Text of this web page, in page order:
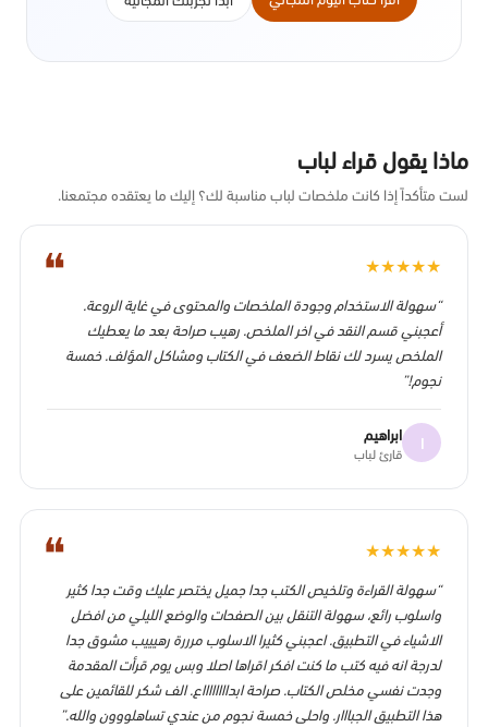
ماذا يقول قراء لباب
لست متأكداً إذا كانت ملخصات لباب مناسبة لك؟ إليك ما يعتقده مجتمعنا.
❝ ★
★
★
★
★
“سهولة الاستخدام وجودة الملخصات والمحتوى في غاية الروعة.
أعجبني قسم النقد في اخر الملخص. رهيب صراحة بعد ما يعطيك
الملخص يسرد لك نقاط الضعف في الكتاب ومشاكل المؤلف. خمسة
نجوم!”
ا ابراهيم
قارئ لباب
❝ ★
★
★
★
★
“سهولة القراءة وتلخيص الكتب جدا جميل يختصر عليك وقت جدا كثير
واسلوب رائع، سهولة التنقل بين الصفحات والوضع الليلي من افضل
الاشياء في التطبيق. اعجبني كثيرا الاسلوب مرررة رهيييب مشوق جدا
لدرجة انه فيه كتب ما كنت افكر اقراها اصلا وبس يوم قرأت المقدمة
وجدت نفسي مخلص الكتاب. صراحة ابدااااااااع. الف شكر للقائمين على
هذا التطبيق الجبااار. واحلى خمسة نجوم من عندي تساهلووون والله.”